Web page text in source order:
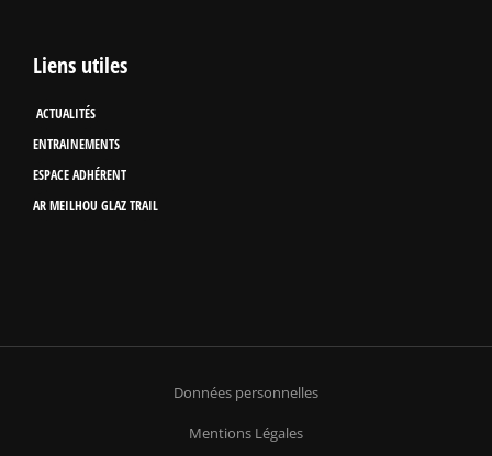
Liens utiles
ACTUALITÉS
ENTRAINEMENTS
ESPACE ADHÉRENT
AR MEILHOU GLAZ TRAIL
Données personnelles
Mentions Légales